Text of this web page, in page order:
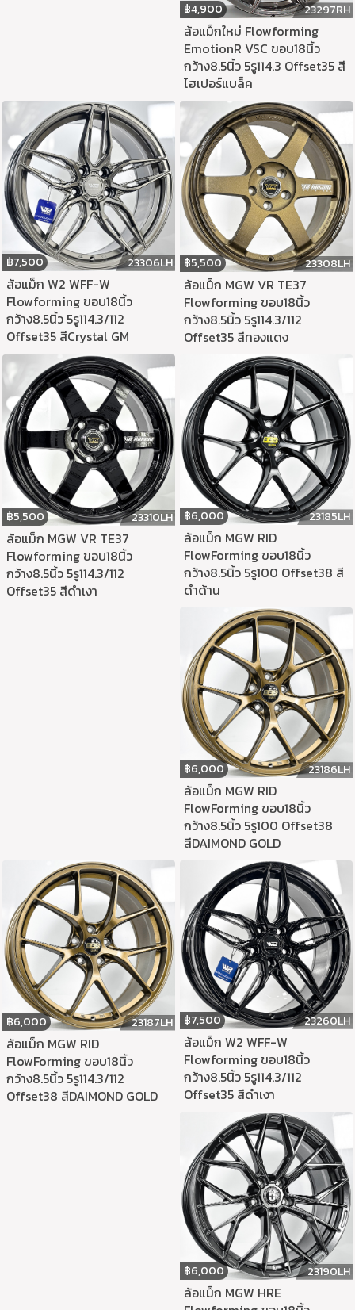
฿4,900 23297RH
ล้อแม็กใหม่ Flowforming
EmotionR VSC ขอบ18นิ้ว
กว้าง8.5นิ้ว 5รู114.3 Offset35 สี
ไฮเปอร์แบล็ค
฿7,500 23306LH
ล้อแม็ก W2 WFF-W
Flowforming ขอบ18นิ้ว
กว้าง8.5นิ้ว 5รู114.3/112
Offset35 สีCrystal GM
฿5,500 23308LH
ล้อแม็ก MGW VR TE37
Flowforming ขอบ18นิ้ว
กว้าง8.5นิ้ว 5รู114.3/112
Offset35 สีทองแดง
฿5,500 23310LH
ล้อแม็ก MGW VR TE37
Flowforming ขอบ18นิ้ว
กว้าง8.5นิ้ว 5รู114.3/112
Offset35 สีดำเงา
฿6,000 23185LH
ล้อแม็ก MGW RID
FlowForming ขอบ18นิ้ว
กว้าง8.5นิ้ว 5รู100 Offset38 สี
ดำด้าน
฿6,000 23186LH
ล้อแม็ก MGW RID
FlowForming ขอบ18นิ้ว
กว้าง8.5นิ้ว 5รู100 Offset38
สีDAIMOND GOLD
฿6,000 23187LH
ล้อแม็ก MGW RID
FlowForming ขอบ18นิ้ว
กว้าง8.5นิ้ว 5รู114.3/112
Offset38 สีDAIMOND GOLD
฿7,500 23260LH
ล้อแม็ก W2 WFF-W
Flowforming ขอบ18นิ้ว
กว้าง8.5นิ้ว 5รู114.3/112
Offset35 สีดำเงา
฿6,000 23190LH
ล้อแม็ก MGW HRE